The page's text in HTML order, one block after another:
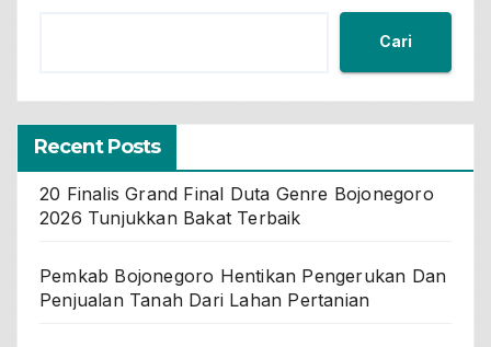
Cari
Recent Posts
20 Finalis Grand Final Duta Genre Bojonegoro
2026 Tunjukkan Bakat Terbaik
Pemkab Bojonegoro Hentikan Pengerukan Dan
Penjualan Tanah Dari Lahan Pertanian